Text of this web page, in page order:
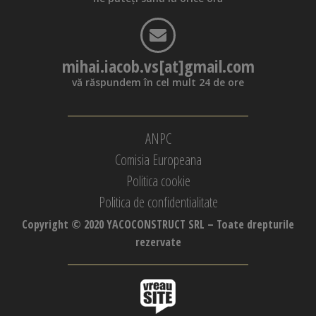
mihai.iacob.vs[at]gmail.com
vă răspundem în cel mult 24 de ore
ANPC
Comisia Europeana
Politica cookie
Politica de confidentialitate
Copyright © 2020 YACOCONSTRUCT SRL – Toate drepturile
rezervate